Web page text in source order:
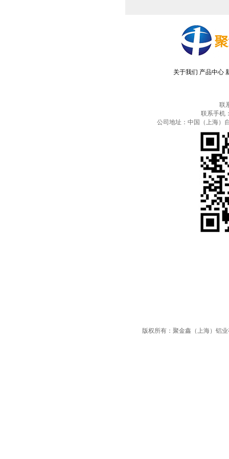
关于我们 产品中心
联
联系手机
公司地址：中国（上海）
版权所有：聚金鑫（上海）铝